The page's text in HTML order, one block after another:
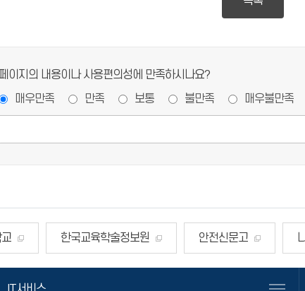
페이지의 내용이나 사용편의성에 만족하시나요?
매우만족
만족 보통 불만족 매우불만족
한국교육학술정보원 안전신문고
대한민국정부포털
국방헬프콜